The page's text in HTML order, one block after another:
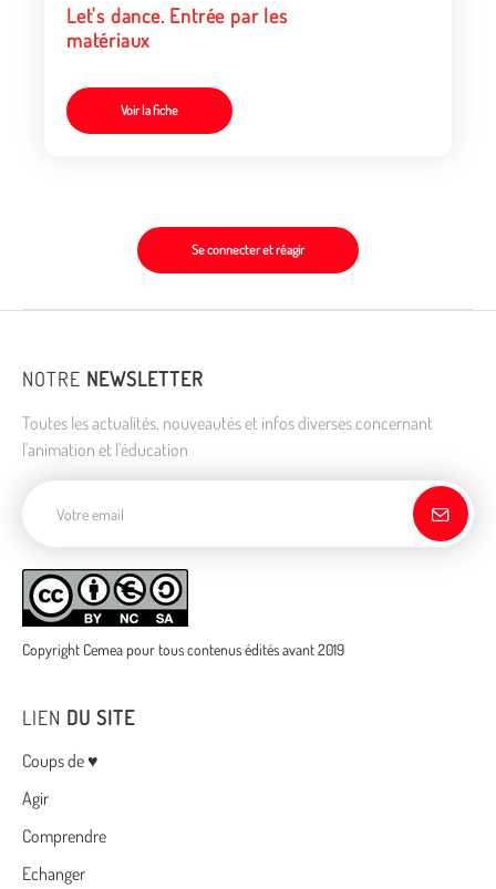
Let's dance. Entrée par les
matériaux
Voir la fiche
Se connecter et réagir
NOTRE NEWSLETTER
Toutes les actualités, nouveautés et infos diverses concernant
l'animation et l'éducation
Copyright Cemea pour tous contenus édités avant 2019
LIEN DU SITE
Menu
Coups de ♥
Agir
Comprendre
Echanger